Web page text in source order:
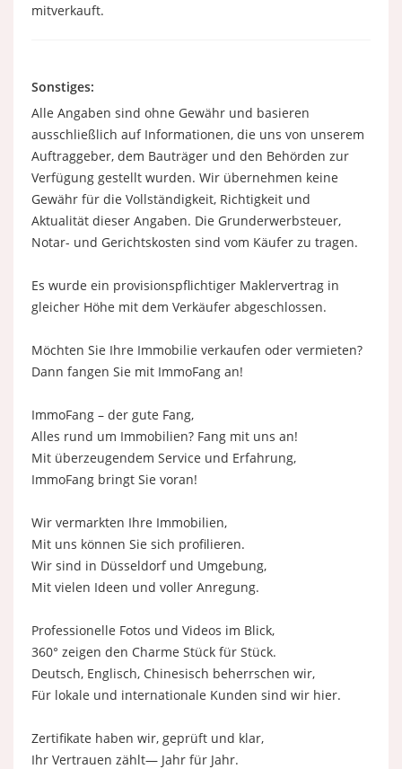
mitverkauft.
Sonstiges:
Alle Angaben sind ohne Gewähr und basieren
ausschließlich auf Informationen, die uns von unserem
Auftraggeber, dem Bauträger und den Behörden zur
Verfügung gestellt wurden. Wir übernehmen keine
Gewähr für die Vollständigkeit, Richtigkeit und
Aktualität dieser Angaben. Die Grunderwerbsteuer,
Notar- und Gerichtskosten sind vom Käufer zu tragen.
Es wurde ein provisionspflichtiger Maklervertrag in
gleicher Höhe mit dem Verkäufer abgeschlossen.
Möchten Sie Ihre Immobilie verkaufen oder vermieten?
Dann fangen Sie mit ImmoFang an!
ImmoFang – der gute Fang,
Alles rund um Immobilien? Fang mit uns an!
Mit überzeugendem Service und Erfahrung,
ImmoFang bringt Sie voran!
Wir vermarkten Ihre Immobilien,
Mit uns können Sie sich profilieren.
Wir sind in Düsseldorf und Umgebung,
Mit vielen Ideen und voller Anregung.
Professionelle Fotos und Videos im Blick,
360° zeigen den Charme Stück für Stück.
Deutsch, Englisch, Chinesisch beherrschen wir,
Für lokale und internationale Kunden sind wir hier.
Zertifikate haben wir, geprüft und klar,
Ihr Vertrauen zählt— Jahr für Jahr.